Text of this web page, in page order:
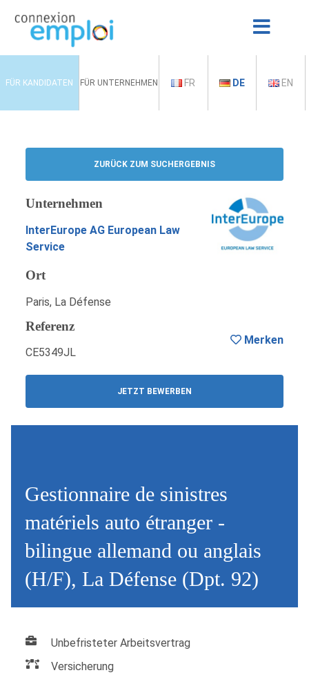
FÜR KANDIDATEN FÜR UNTERNEHMEN FR DE EN
ZURÜCK ZUM SUCHERGEBNIS
Unternehmen
InterEurope AG European Law
Service
Ort
Paris, La Défense
Referenz
CE5349JL
JETZT BEWERBEN
Merken
Gestionnaire de sinistres
matériels auto étranger -
bilingue allemand ou anglais
(H/F), La Défense (Dpt. 92)
Unbefristeter Arbeitsvertrag
Versicherung